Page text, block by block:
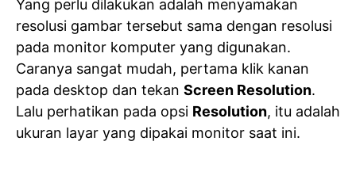
Yang perlu dilakukan adalah menyamakan
resolusi gambar tersebut sama dengan resolusi
pada monitor komputer yang digunakan.
Caranya sangat mudah, pertama klik kanan
pada desktop dan tekan Screen Resolution.
Lalu perhatikan pada opsi Resolution, itu adalah
ukuran layar yang dipakai monitor saat ini.